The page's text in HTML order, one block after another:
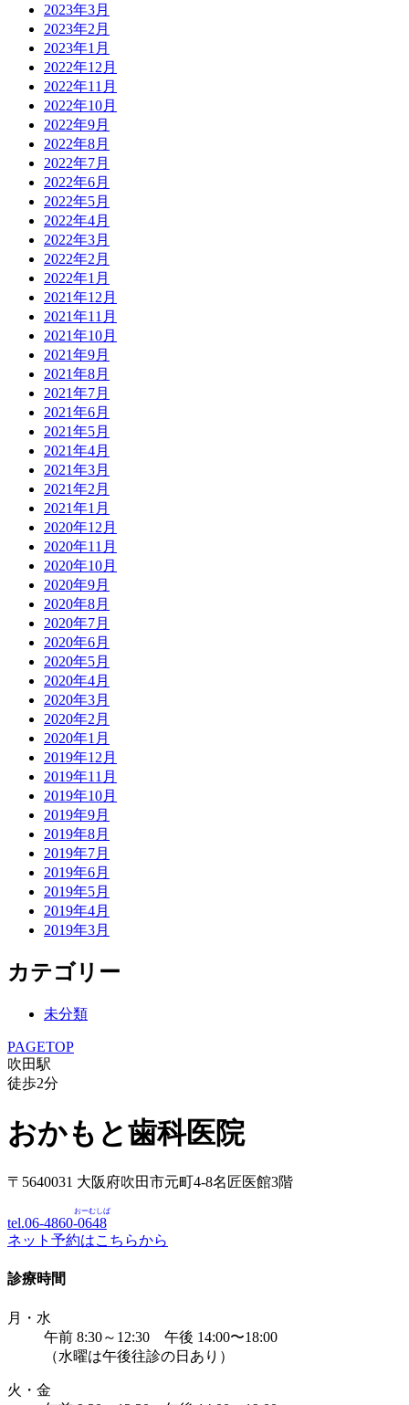
2023年3月
2023年2月
2023年1月
2022年12月
2022年11月
2022年10月
2022年9月
2022年8月
2022年7月
2022年6月
2022年5月
2022年4月
2022年3月
2022年2月
2022年1月
2021年12月
2021年11月
2021年10月
2021年9月
2021年8月
2021年7月
2021年6月
2021年5月
2021年4月
2021年3月
2021年2月
2021年1月
2020年12月
2020年11月
2020年10月
2020年9月
2020年8月
2020年7月
2020年6月
2020年5月
2020年4月
2020年3月
2020年2月
2020年1月
2019年12月
2019年11月
2019年10月
2019年9月
2019年8月
2019年7月
2019年6月
2019年5月
2019年4月
2019年3月
カテゴリー
未分類
PAGETOP
吹田駅
徒歩2分
おかもと歯科医院
〒5640031 大阪府吹田市元町4-8名匠医館3階
tel.06-4860-0648
おーむしば
ネット予約はこちらから
診療時間
月・水
午前 8:30～12:30 午後 14:00〜18:00
（水曜は午後往診の日あり）
火・金